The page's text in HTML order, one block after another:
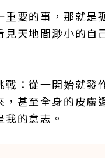
重要的事，那就
天地間渺小的自
：從一開始就發
甚至全身的皮膚
的意志。